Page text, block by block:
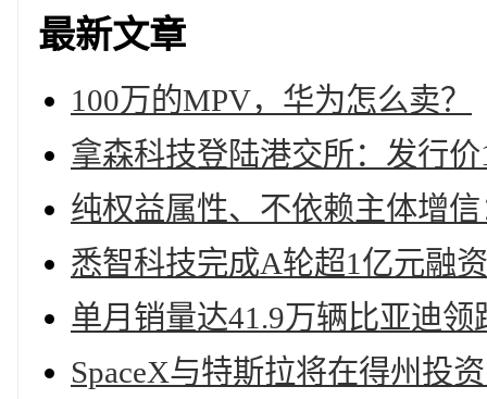
最新文章
100万的MPV，华为怎么卖？
拿森科技登陆港交所：发行价
纯权益属性、不依赖主体增
悉智科技完成A轮超1亿元融资
单月销量达41.9万辆比亚迪
SpaceX与特斯拉将在得州投